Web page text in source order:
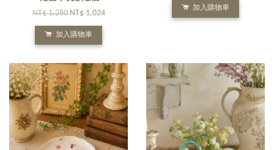
NT$ 1,280NT$ 1,024
加入購物車
加入購物車